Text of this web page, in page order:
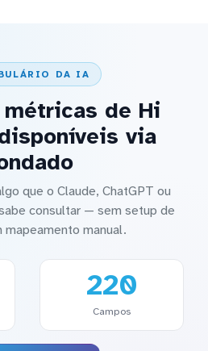
DA IA
de Hi
via
que o Claude, ChatGPT ou
consultar — sem setup de
mapeamento manual.
220
Campos